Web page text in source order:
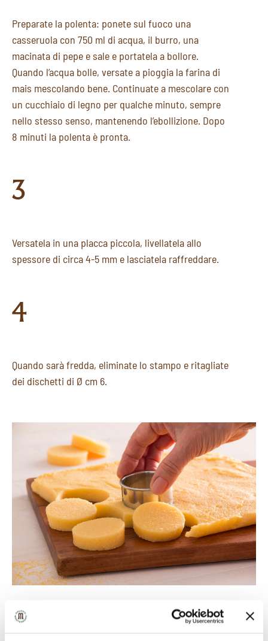
Preparate la polenta: ponete sul fuoco una
casseruola con 750 ml di acqua, il burro, una
macinata di pepe e sale e portatela a bollore.
Quando l’acqua bolle, versate a pioggia la farina di
mais mescolando bene. Continuate a mescolare con
un cucchiaio di legno per qualche minuto, sempre
nello stesso senso, mantenendo l’ebollizione. Dopo
8 minuti la polenta è pronta.
3
Versatela in una placca piccola, livellatela allo
spessore di circa 4-5 mm e lasciatela raffreddare.
4
Quando sarà fredda, eliminate lo stampo e ritagliate
dei dischetti di Ø cm 6.
5